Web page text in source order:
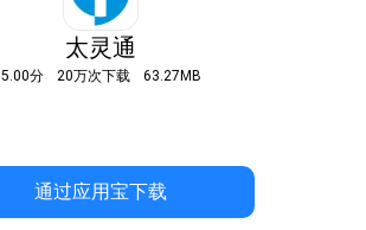
太灵通
5.00分 20万次下载 63.27MB
通过应用宝下载